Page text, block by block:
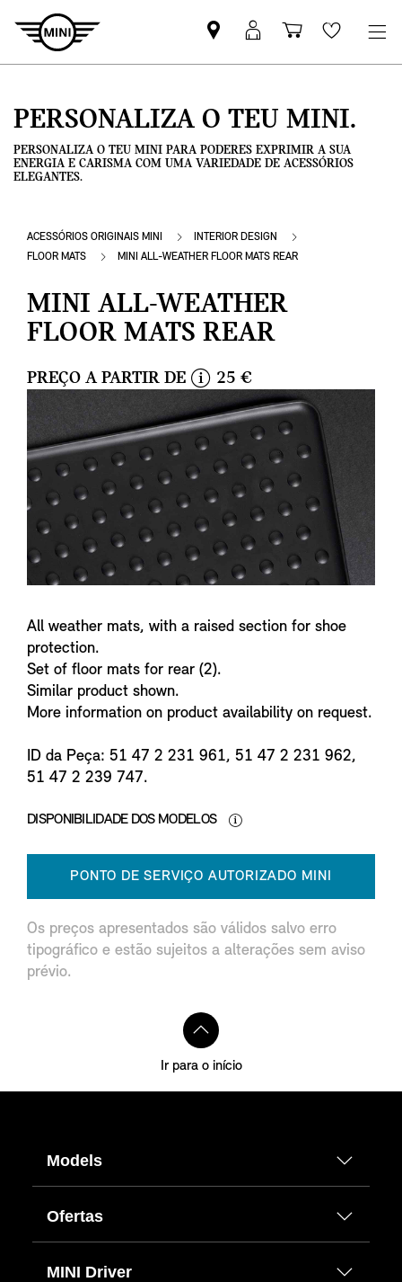
Pesquisar
parceiro
Iniciar
sessão
Carrinho
de
Wishlist
PERSONALIZA O TEU MINI.
PERSONALIZA O TEU MINI PARA PODERES EXPRIMIR A SUA
ENERGIA E CARISMA COM UMA VARIEDADE DE ACESSÓRIOS
ELEGANTES.
ACESSÓRIOS ORIGINAIS MINI
INTERIOR DESIGN
FLOOR MATS
MINI ALL-WEATHER FLOOR MATS REAR
MINI ALL-WEATHER
FLOOR MATS REAR
PREÇO A PARTIR DE
n
f
o
25 €
All weather mats, with a raised section for shoe
protection.
Set of floor mats for rear (2).
Similar product shown.
More information on product availability on request.
ID da Peça: 51 47 2 231 961, 51 47 2 231 962,
51 47 2 239 747.
DISPONIBILIDADE DOS MODELOS
PONTO DE SERVIÇO AUTORIZADO MINI
Os preços apresentados são válidos salvo erro
tipográfico e estão sujeitos a alterações sem aviso
prévio.
Ir para o início
Models
Ofertas
MINI Driver